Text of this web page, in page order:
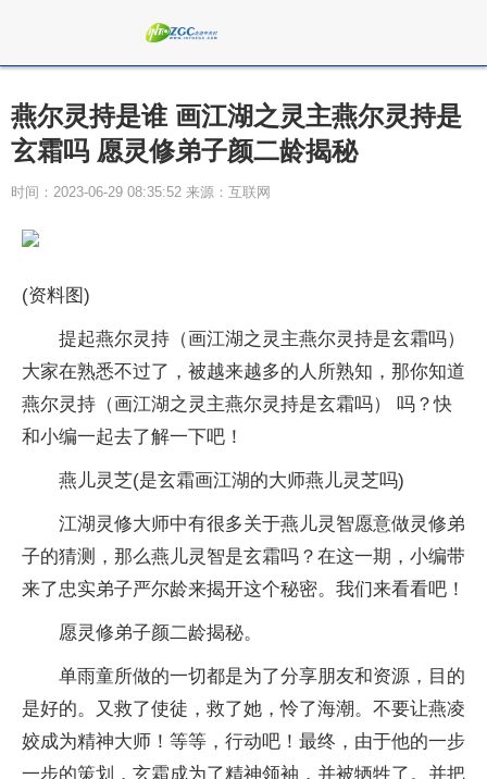
燕尔灵持是谁 画江湖之灵主燕尔灵持是
玄霜吗 愿灵修弟子颜二龄揭秘
时间：2023-06-29 08:35:52 来源：互联网
(资料图)
提起燕尔灵持（画江湖之灵主燕尔灵持是玄霜吗）
大家在熟悉不过了，被越来越多的人所熟知，那你知道
燕尔灵持（画江湖之灵主燕尔灵持是玄霜吗） 吗？快
和小编一起去了解一下吧！
燕儿灵芝(是玄霜画江湖的大师燕儿灵芝吗)
江湖灵修大师中有很多关于燕儿灵智愿意做灵修弟
子的猜测，那么燕儿灵智是玄霜吗？在这一期，小编带
来了忠实弟子严尔龄来揭开这个秘密。我们来看看吧！
愿灵修弟子颜二龄揭秘。
单雨童所做的一切都是为了分享朋友和资源，目的
是好的。又救了使徒，救了她，怜了海潮。不要让燕凌
姣成为精神大师！等等，行动吧！最终，由于他的一步
一步的策划，玄霜成为了精神领袖，并被牺牲了。并把